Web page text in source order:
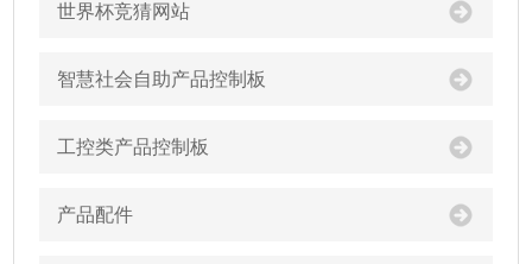
世界杯竞猜网站
智慧社会自助产品控制板
工控类产品控制板
产品配件